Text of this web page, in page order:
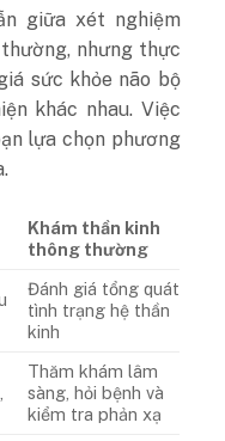
giữa xét nghiệm
nhưng thực
sức khỏe não bộ
khác nhau. Việc
lựa chọn phương
Khám thần kinh
thông thường
Đánh giá tổng quát
tình trạng hệ thần
kinh
Thăm khám lâm
sàng, hỏi bệnh và
kiểm tra phản xạ